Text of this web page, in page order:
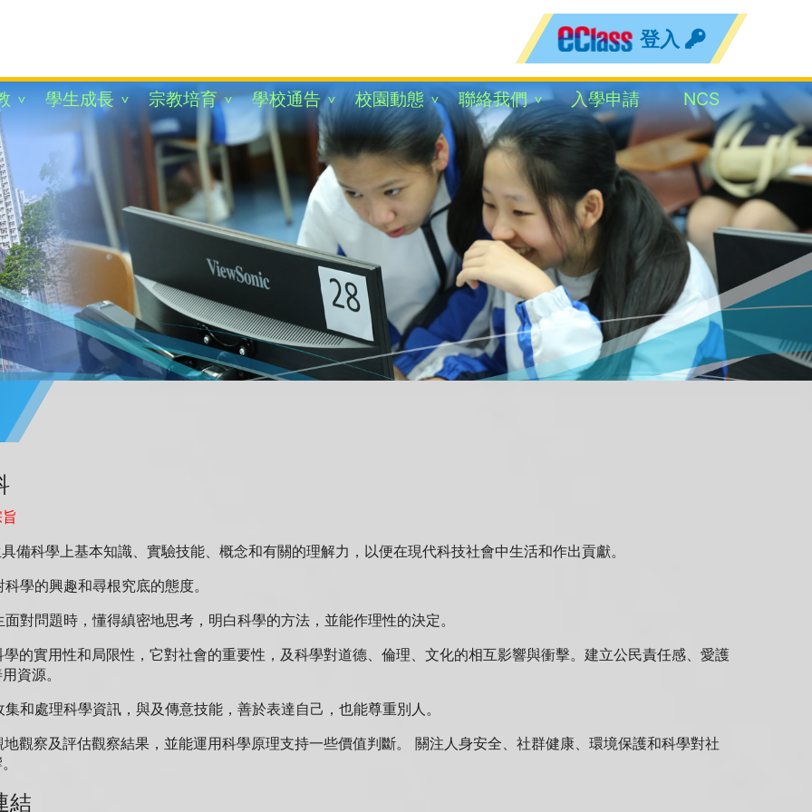
登入
學生成長 宗教培育 學校通告 校園動態 聯絡我們 入學申請 NCS
備科學上基本知識、實驗技能、概念和有關的理解力，以便在現代科技社會中生活和作出貢獻。
學的興趣和尋根究底的態度。
對問題時，懂得縝密地思考，明白科學的方法，並能作理性的決定。
學的實用性和局限性，它對社會的重要性，及科學對道德、倫理、文化的相互影響與衝擊。建立公民責任感、愛護
資源。
和處理科學資訊，與及傳意技能，善於表達自己，也能尊重別人。
地觀察及評估觀察結果，並能運用科學原理支持一些價值判斷。 關注人身安全、社群健康、環境保護和科學對社
結